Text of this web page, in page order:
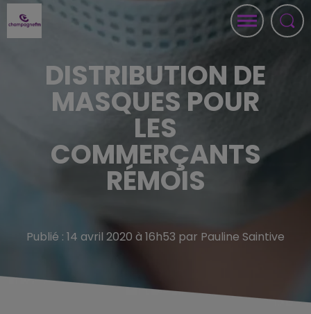
DISTRIBUTION DE
MASQUES POUR
LES
COMMERÇANTS
RÉMOIS
Publié : 14 avril 2020 à 16h53 par Pauline Saintive